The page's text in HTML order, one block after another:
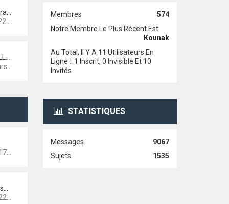
574
Membres
Notre Membre Le Plus Récent Est
Kounak
Au Total, Il Y A 11 Utilisateurs En
Ligne :: 1 Inscrit, 0 Invisible Et 10
Invités
STATISTIQUES
9067
Messages
1535
Sujets